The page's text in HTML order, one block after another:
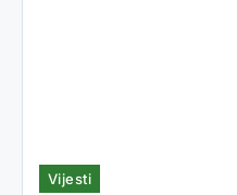
Vijesti